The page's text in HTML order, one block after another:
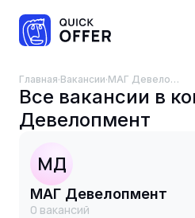
Главная·Вакансии· МАГ Девелопмент
Все вакансии в
Девелопмент
МД
МАГ Девелопмент
0 вакансий